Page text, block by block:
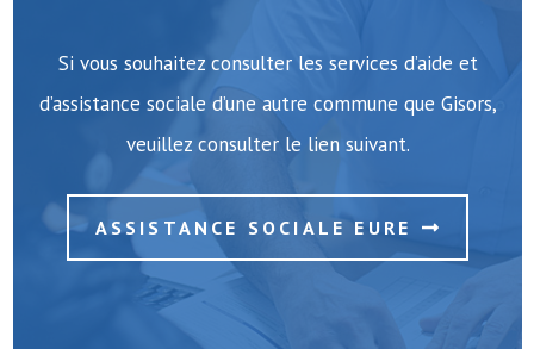
Si vous souhaitez consulter les services d’aide et
d’assistance sociale d’une autre commune que Gisors,
veuillez consulter le lien suivant.
ASSISTANCE SOCIALE EURE